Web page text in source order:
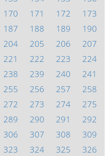
170 171 172
173
187 188 189
190
204 205 206
207
221 222 223
224
238 239 240
241
255 256 257
258
272 273 274
275
289 290 291
292
306 307 308
309
323 324 325 326